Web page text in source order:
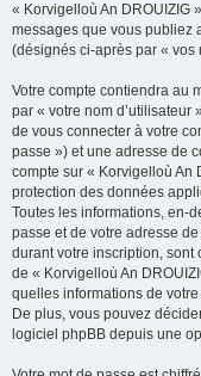
« Korvigelloù An DROUIZIG
messages que vous publiez
(désignés ci-après par « vos
Votre compte contiendra au
par « votre nom d’utilisateur
de vous connecter à votre
passe ») et une adresse de
compte sur « Korvigelloù An
protection des données
Toutes les informations, en-
passe et de votre adresse
durant votre inscription, sont
de « Korvigelloù An
quelles informations de
De plus, vous pouvez
logiciel phpBB depuis une